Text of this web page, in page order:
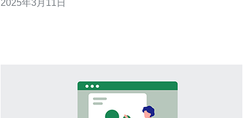
马来西亚VPS评测官网是一个专门评测马来西亚VPS提供
2025年3月11日